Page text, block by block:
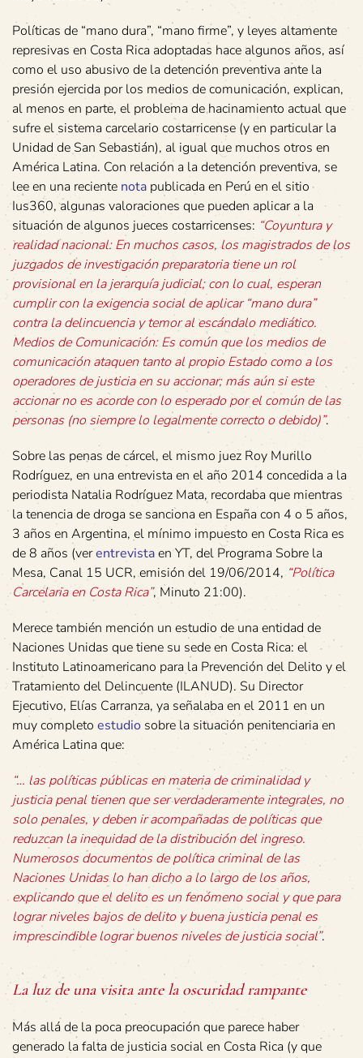
Políticas de “mano dura”, “mano firme”, y leyes altamente
represivas en Costa Rica adoptadas hace algunos años, así
como el uso abusivo de la detención preventiva ante la
presión ejercida por los medios de comunicación, explican,
al menos en parte, el problema de hacinamiento actual que
sufre el sistema carcelario costarricense (y en particular la
Unidad de San Sebastián), al igual que muchos otros en
América Latina. Con relación a la detención preventiva, se
lee en una reciente nota publicada en Perú en el sitio
Ius360, algunas valoraciones que pueden aplicar a la
situación de algunos jueces costarricenses: “Coyuntura y
realidad nacional: En muchos casos, los magistrados de los
juzgados de investigación preparatoria tiene un rol
provisional en la jerarquía judicial; con lo cual, esperan
cumplir con la exigencia social de aplicar “mano dura”
contra la delincuencia y temor al escándalo mediático.
Medios de Comunicación: Es común que los medios de
comunicación ataquen tanto al propio Estado como a los
operadores de justicia en su accionar; más aún si este
accionar no es acorde con lo esperado por el común de las
personas (no siempre lo legalmente correcto o debido)”.
Sobre las penas de cárcel, el mismo juez Roy Murillo
Rodríguez, en una entrevista en el año 2014 concedida a la
periodista Natalia Rodríguez Mata, recordaba que mientras
la tenencia de droga se sanciona en España con 4 o 5 años,
3 años en Argentina, el mínimo impuesto en Costa Rica es
de 8 años (verentrevistaen YT, del Programa Sobre la
Mesa, Canal 15 UCR, emisión del 19/06/2014, “Política
Carcelaria en Costa Rica”, Minuto 21:00).
Merece también mención un estudio de una entidad de
Naciones Unidas que tiene su sede en Costa Rica: el
Instituto Latinoamericano para la Prevención del Delito y el
Tratamiento del Delincuente (ILANUD). Su Director
Ejecutivo, Elías Carranza, ya señalaba en el 2011 en un
muy completo estudio sobre la situación penitenciaria en
América Latina que:
“… las políticas públicas en materia de criminalidad y
justicia penal tienen que ser verdaderamente integrales, no
solo penales, y deben ir acompañadas de políticas que
reduzcan la inequidad de la distribución del ingreso.
Numerosos documentos de política criminal de las
Naciones Unidas lo han dicho a lo largo de los años,
explicando que el delito es un fenómeno social y que para
lograr niveles bajos de delito y buena justicia penal es
imprescindible lograr buenos niveles de justicia social”.
La luz de una visita ante la oscuridad rampante
Más allá de la poca preocupación que parece haber
generado la falta de justicia social en Costa Rica (y que